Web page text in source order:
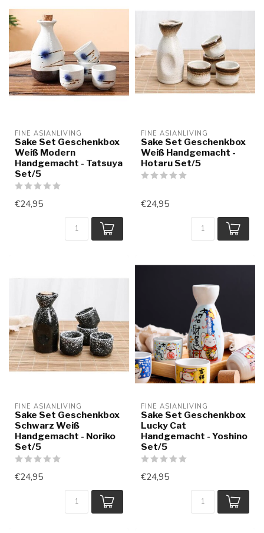
FINE ASIANLIVING
Sake Set Geschenkbox
Weiß Modern
Handgemacht - Tatsuya
Set/5
€24,95
FINE ASIANLIVING
Sake Set Geschenkbox
Weiß Handgemacht -
Hotaru Set/5
€24,95
FINE ASIANLIVING
Sake Set Geschenkbox
Schwarz Weiß
Handgemacht - Noriko
Set/5
€24,95
FINE ASIANLIVING
Sake Set Geschenkbox
Lucky Cat
Handgemacht - Yoshino
Set/5
€24,95